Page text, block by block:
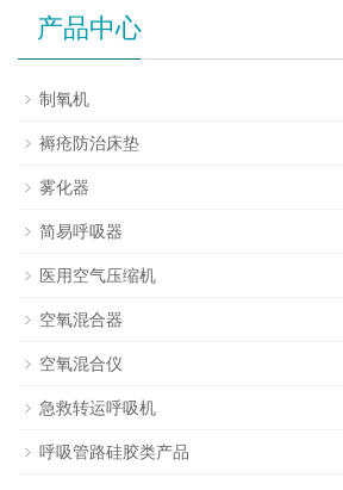
产品中心
制氧机
褥疮防治床垫
雾化器
简易呼吸器
医用空气压缩机
空氧混合器
空氧混合仪
急救转运呼吸机
呼吸管路硅胶类产品